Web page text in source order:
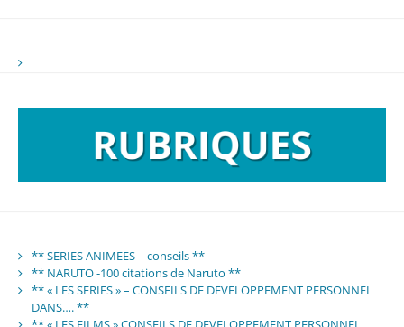
** SERIES ANIMEES – conseils **
** NARUTO -100 citations de Naruto **
** « LES SERIES » – CONSEILS DE DEVELOPPEMENT PERSONNEL
DANS…. **